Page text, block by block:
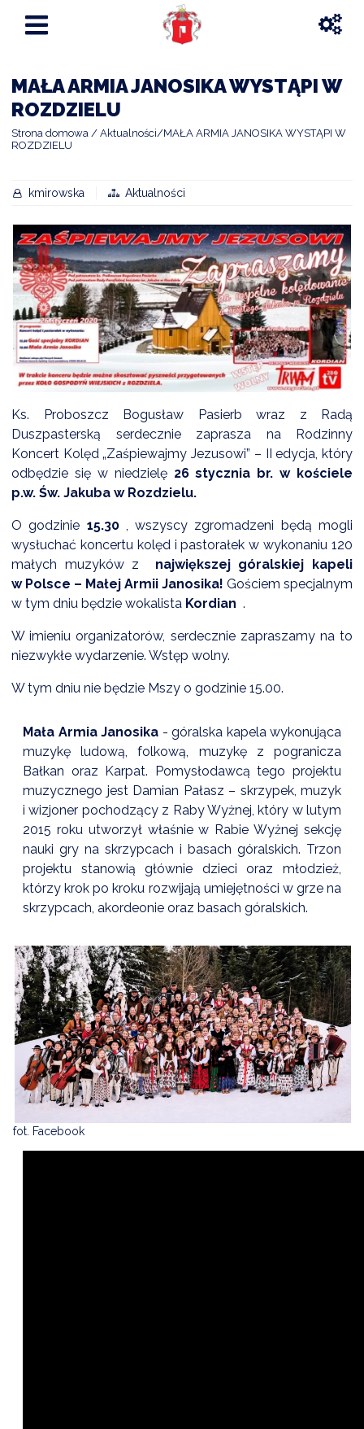
OBSŁUGI
CZYSTE POWIETRZE
EWIDENCJA EMISYJNOŚCI BUDYNKÓW (CEEB)
MAŁA ARMIA JANOSIKA WYSTĄPI W
ROZDZIELU
Strona domowa Aktualności
MAŁA ARMIA JANOSIKA WYSTĄPI W
ROZDZIELU
kmirowska Aktualności
Ks. Proboszcz Bogusław Pasierb wraz z Radą
Duszpasterską serdecznie zaprasza na Rodzinny
Koncert Kolęd „Zaśpiewajmy Jezusowi” – II edycja, który
odbędzie się w niedzielę 26 stycznia br. w kościele
p.w. Św. Jakuba w Rozdzielu.
O godzinie 15.30, wszyscy zgromadzeni będą mogli
wysłuchać koncertu kolęd i pastorałek w wykonaniu 120
małych muzyków z
największej góralskiej kapeli
w Polsce – Małej Armii Janosika! Gościem specjalnym
w tym dniu będzie wokalista Kordian .
W imieniu organizatorów, serdecznie zapraszamy na to
niezwykłe wydarzenie. Wstęp wolny.
W tym dniu nie będzie Mszy o godzinie 15.00.
Mała Armia Janosika - góralska kapela wykonująca
muzykę ludową, folkową, muzykę z pogranicza
Bałkan oraz Karpat. Pomysłodawcą tego projektu
muzycznego jest Damian Pałasz – skrzypek, muzyk
i wizjoner pochodzący z Raby Wyżnej, który w lutym
2015 roku utworzył właśnie w Rabie Wyżnej sekcję
nauki gry na skrzypcach i basach góralskich. Trzon
projektu stanowią głównie dzieci oraz młodzież,
którzy krok po kroku rozwijają umiejętności w grze na
skrzypcach, akordeonie oraz basach góralskich.
fot. Facebook